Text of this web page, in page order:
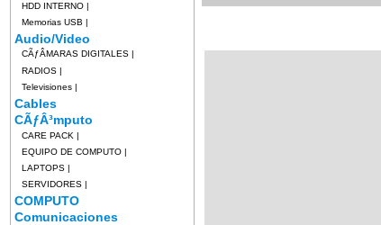
HDD INTERNO |
Memorias USB |
Audio/Video
CÃƒÂMARAS DIGITALES |
RADIOS |
Televisiones |
Cables
CÃƒÂ³mputo
CARE PACK |
EQUIPO DE COMPUTO |
LAPTOPS |
SERVIDORES |
COMPUTO
Comunicaciones